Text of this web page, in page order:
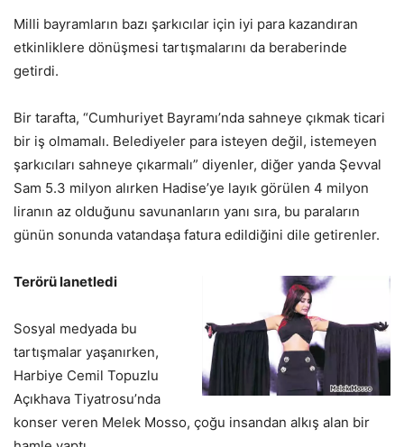
Milli bayramların bazı şarkıcılar için iyi para kazandıran
etkinliklere dönüşmesi tartışmalarını da beraberinde
getirdi.
Bir tarafta, “Cumhuriyet Bayramı’nda sahneye çıkmak ticari
bir iş olmamalı. Belediyeler para isteyen değil, istemeyen
şarkıcıları sahneye çıkarmalı” diyenler, diğer yanda Şevval
Sam 5.3 milyon alırken Hadise’ye layık görülen 4 milyon
liranın az olduğunu savunanların yanı sıra, bu paraların
günün sonunda vatandaşa fatura edildiğini dile getirenler.
Terörü lanetledi
Sosyal medyada bu
tartışmalar yaşanırken,
Harbiye Cemil Topuzlu
Açıkhava Tiyatrosu’nda
konser veren Melek Mosso, çoğu insandan alkış alan bir